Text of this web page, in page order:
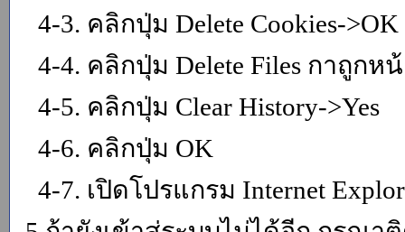
4-3. คลิกปุ่ม Delete Cookies->OK
4-4. คลิกปุ่ม Delete Files กาถูกหน้
4-5. คลิกปุ่ม Clear History->Yes
4-6. คลิกปุ่ม OK
4-7. เปิดโปรแกรม Internet